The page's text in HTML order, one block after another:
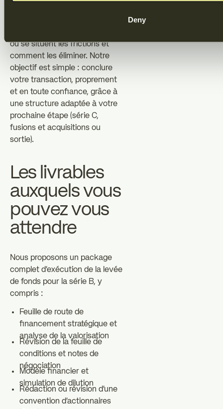
Deny
où se situent les frictions et
comment les éliminer. Notre
objectif est simple : conclure
votre transaction, proprement
et en toute confiance, grâce à
une structure adaptée à votre
prochaine étape (série C,
fusions et acquisitions ou
sortie).
Les livrables
auxquels vous
pouvez vous
attendre
Nous proposons un package
complet d'exécution de la levée
de fonds pour la série B, y
compris :
Feuille de route de
financement stratégique et
analyse de la valorisation
Révision de la feuille de
conditions et notes de
négociation
Modèle financier et
simulation de dilution
Rédaction ou révision d'une
convention d'actionnaires